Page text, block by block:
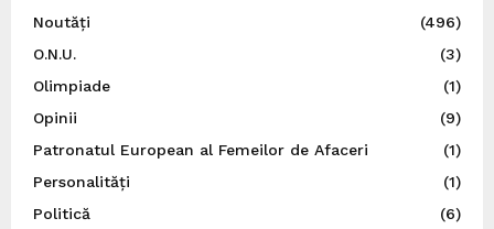
Noutăți
(496)
O.N.U.
(3)
Olimpiade
(1)
Opinii
(9)
Patronatul European al Femeilor de Afaceri
(1)
Personalități
(1)
Politică
(6)